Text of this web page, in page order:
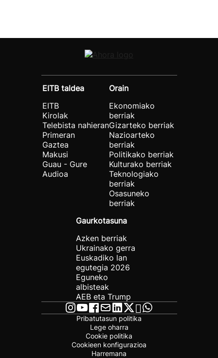
EITB taldea
EITB
Kirolak
Telebista nahieran
Primeran
Gaztea
Makusi
Guau - Gure
Audioa
Orain
Ekonomiako
berriak
Gizarteko berriak
Nazioarteko
berriak
Politikako berriak
Kulturako berriak
Teknologiako
berriak
Osasuneko
berriak
Gaurkotasuna
Azken berriak
Ukrainako gerra
Euskadiko lan
egutegia 2026
Eguneko
albisteak
AEB eta Trump
Pribatutasun politika
Lege oharra
Cookie politika
Cookieen konfigurazioa
Harremana